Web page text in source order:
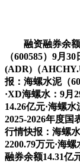
融资融券余额
（600585）9月
(ADR)（
报：海螺水泥（
·XD海螺水：9月
14.26亿元·海螺
2025-2026年度国
行情快报：海螺
2200.79万元·海
融券余额14.31亿